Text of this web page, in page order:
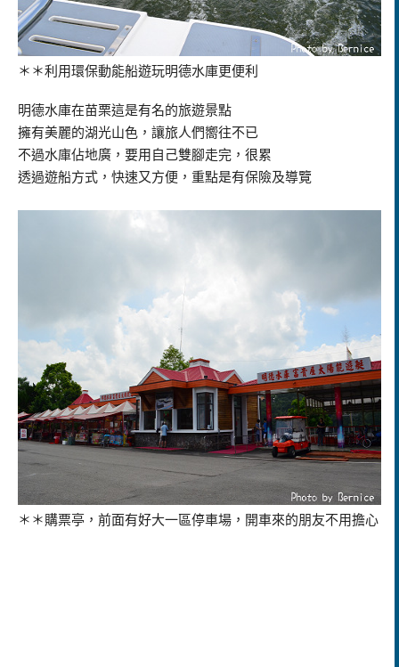
＊＊利用環保動能船遊玩明德水庫更便利
明德水庫在苗栗這是有名的旅遊景點
擁有美麗的湖光山色，讓旅人們嚮往不已
不過水庫佔地廣，要用自己雙腳走完，很累
透過遊船方式，快速又方便，重點是有保險及導覽
＊＊購票亭，前面有好大一區停車場，開車來的朋友不用擔心